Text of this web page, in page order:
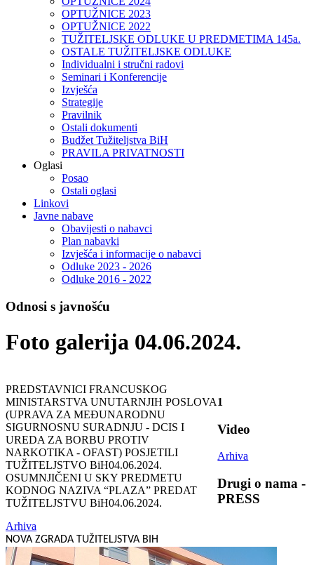
OPTUŽNICE 2023
OPTUŽNICE 2022
TUŽITELJSKE ODLUKE U PREDMETIMA 145a.
OSTALE TUŽITELJSKE ODLUKE
Individualni i stručni radovi
Seminari i Konferencije
Izvješća
Strategije
Pravilnik
Ostali dokumenti
Budžet Tužiteljstva BiH
PRAVILA PRIVATNOSTI
Oglasi
Posao
Ostali oglasi
Linkovi
Javne nabave
Obavijesti o nabavci
Plan nabavki
Izvješća i informacije o nabavci
Odluke 2023 - 2026
Odluke 2016 - 2022
Odnosi s javnošću
Foto galerija 04.06.2024.
PREDSTAVNICI FRANCUSKOG
MINISTARSTVA UNUTARNJIH POSLOVA
(UPRAVA ZA MEĐUNARODNU
SIGURNOSNU SURADNJU - DCIS I
UREDA ZA BORBU PROTIV
NARKOTIKA - OFAST) POSJETILI
TUŽITELJSTVO BiH04.06.2024.
OSUMNJIČENI U SKY PREDMETU
KODNOG NAZIVA “PLAZA” PREDAT
TUŽITELJSTVU BiH04.06.2024.
1
Video
Arhiva
Drugi o nama -
PRESS
Arhiva
NOVA ZGRADA TUŽITELJSTVA BIH